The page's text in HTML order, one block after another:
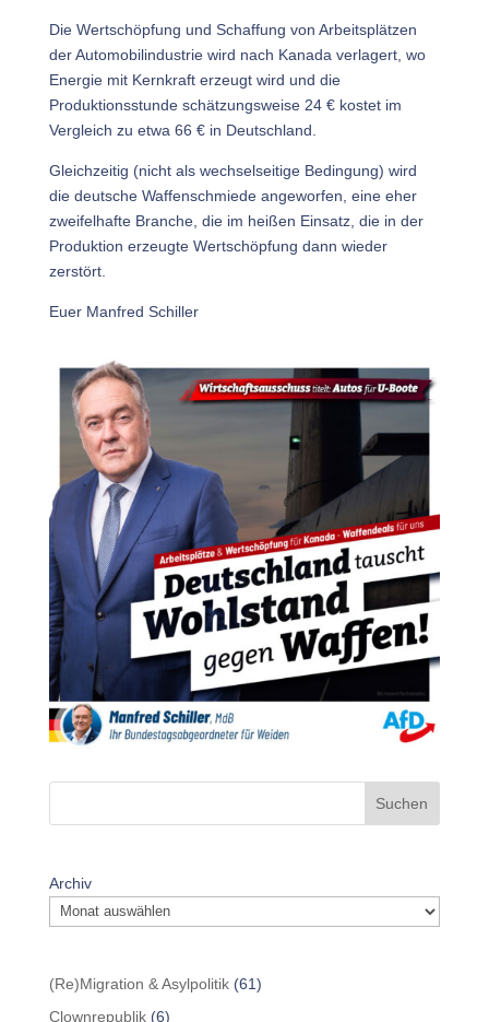
Die Wertschöpfung und Schaffung von Arbeitsplätzen
der Automobilindustrie wird nach Kanada verlagert, wo
Energie mit Kernkraft erzeugt wird und die
Produktionsstunde schätzungsweise 24 € kostet im
Vergleich zu etwa 66 € in Deutschland.
Gleichzeitig (nicht als wechselseitige Bedingung) wird
die deutsche Waffenschmiede angeworfen, eine eher
zweifelhafte Branche, die im heißen Einsatz, die in der
Produktion erzeugte Wertschöpfung dann wieder
zerstört.
Euer Manfred Schiller
Suchen
Archiv
(Re)Migration & Asylpolitik(61)
Clownrepublik(6)